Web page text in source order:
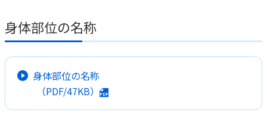
身体部位の名称
身体部位の名称
（PDF/47KB）